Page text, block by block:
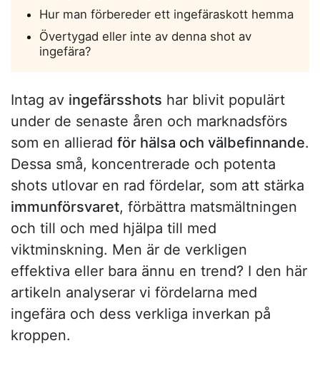
Hur man förbereder ett ingefäraskott hemma
Övertygad eller inte av denna shot av
ingefära?
Intag av ingefärsshots har blivit populärt
under de senaste åren och marknadsförs
som en allierad för hälsa och välbefinnande.
Dessa små, koncentrerade och potenta
shots utlovar en rad fördelar, som att stärka
immunförsvaret, förbättra matsmältningen
och till och med hjälpa till med
viktminskning. Men är de verkligen
effektiva eller bara ännu en trend? I den här
artikeln analyserar vi fördelarna med
ingefära och dess verkliga inverkan på
kroppen.